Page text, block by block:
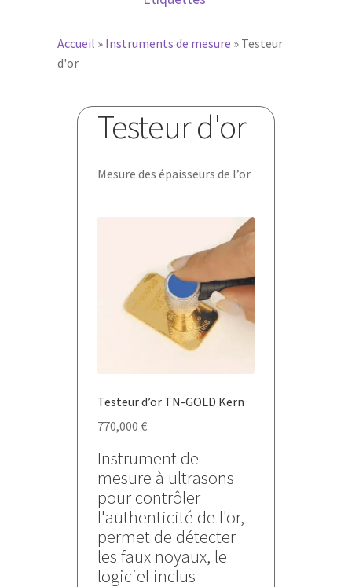
Accueil » Instruments de mesure » Testeur
d'or
Testeur d'or
Mesure des épaisseurs de l’or
Testeur d’or TN-GOLD Kern
770,000 €
Instrument de
mesure à ultrasons
pour contrôler
l'authenticité de l'or,
permet de détecter
les faux noyaux, le
logiciel inclus